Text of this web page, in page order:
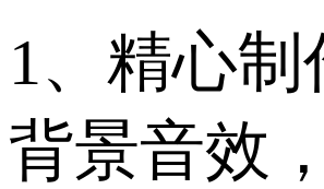
1、精心制
背景音效